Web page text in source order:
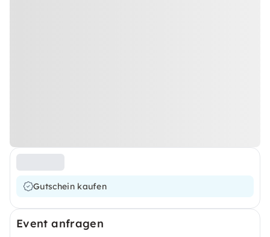
Gutschein kaufen
Event anfragen